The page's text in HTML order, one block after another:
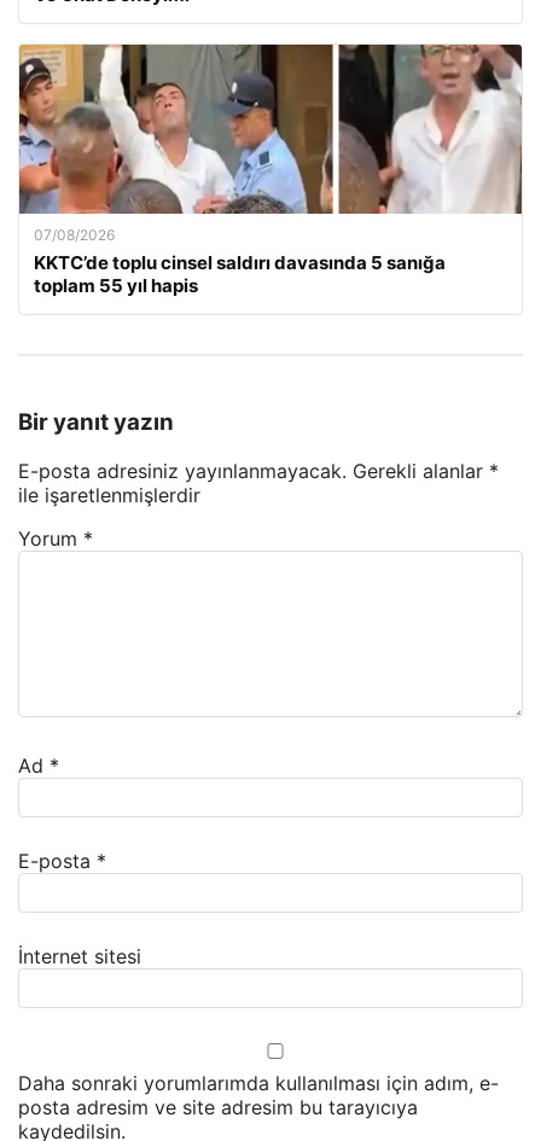
07/08/2026
KKTC’de toplu cinsel saldırı davasında 5 sanığa
toplam 55 yıl hapis
Bir yanıt yazın
E-posta adresiniz yayınlanmayacak. Gerekli alanlar *
ile işaretlenmişlerdir
Yorum *
Ad *
E-posta *
İnternet sitesi
Daha sonraki yorumlarımda kullanılması için adım, e-
posta adresim ve site adresim bu tarayıcıya
kaydedilsin.